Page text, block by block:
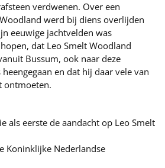
verdwenen. Over een
werd bij diens overlijden
eeuwige jachtvelden was
dat Leo Smelt Woodland
Bussum, ook naar deze
en dat hij daar vele van
ontmoeten.
als eerste de aandacht op Leo Smelt
Koninklijke Nederlandse